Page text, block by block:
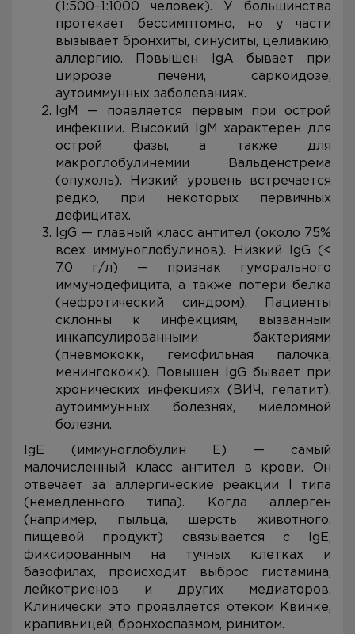
(1:500–1:1000 человек). У большинства
протекает бессимптомно, но у части
вызывает бронхиты, синуситы, целиакию,
аллергию. Повышен IgA бывает при
циррозе печени, саркоидозе,
аутоиммунных заболеваниях.
IgM — появляется первым при острой
инфекции. Высокий IgM характерен для
острой фазы, а также для
макроглобулинемии Вальденстрема
(опухоль). Низкий уровень встречается
редко, при некоторых первичных
дефицитах.
IgG — главный класс антител (около 75%
всех иммуноглобулинов). Низкий IgG (<
7,0 г/л) — признак гуморального
иммунодефицита, а также потери белка
(нефротический синдром). Пациенты
склонны к инфекциям, вызванным
инкапсулированными бактериями
(пневмококк, гемофильная палочка,
менингококк). Повышен IgG бывает при
хронических инфекциях (ВИЧ, гепатит),
аутоиммунных болезнях, миеломной
болезни.
IgE (иммуноглобулин Е) — самый
малочисленный класс антител в крови. Он
отвечает за аллергические реакции I типа
(немедленного типа). Когда аллерген
(например, пыльца, шерсть животного,
пищевой продукт) связывается с IgE,
фиксированным на тучных клетках и
базофилах, происходит выброс гистамина,
лейкотриенов и других медиаторов.
Клинически это проявляется отеком Квинке,
крапивницей, бронхоспазмом, ринитом.